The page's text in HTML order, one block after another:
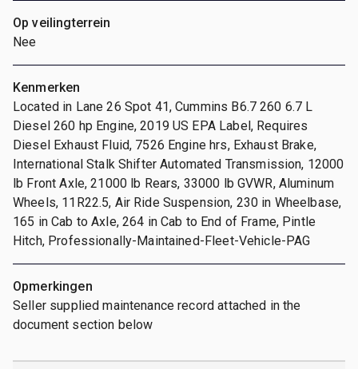
Op veilingterrein
Nee
Kenmerken
Located in Lane 26 Spot 41, Cummins B6.7 260 6.7 L
Diesel 260 hp Engine, 2019 US EPA Label, Requires
Diesel Exhaust Fluid, 7526 Engine hrs, Exhaust Brake,
International Stalk Shifter Automated Transmission, 12000
lb Front Axle, 21000 lb Rears, 33000 lb GVWR, Aluminum
Wheels, 11R22.5, Air Ride Suspension, 230 in Wheelbase,
165 in Cab to Axle, 264 in Cab to End of Frame, Pintle
Hitch, Professionally-Maintained-Fleet-Vehicle-PAG
Opmerkingen
Seller supplied maintenance record attached in the
document section below